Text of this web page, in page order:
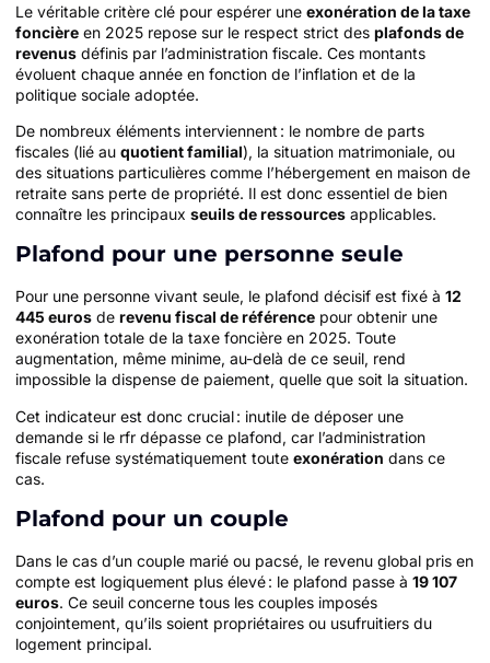
Le véritable critère clé pour espérer une exonération de la taxe
foncière en 2025 repose sur le respect strict des plafonds de
revenus définis par l’administration fiscale. Ces montants
évoluent chaque année en fonction de l’inflation et de la
politique sociale adoptée.
De nombreux éléments interviennent : le nombre de parts
fiscales (lié au quotient familial), la situation matrimoniale, ou
des situations particulières comme l’hébergement en maison de
retraite sans perte de propriété. Il est donc essentiel de bien
connaître les principaux seuils de ressources applicables.
Plafond pour une personne seule
Pour une personne vivant seule, le plafond décisif est fixé à 12
445 euros de revenu fiscal de référence pour obtenir une
exonération totale de la taxe foncière en 2025. Toute
augmentation, même minime, au-delà de ce seuil, rend
impossible la dispense de paiement, quelle que soit la situation.
Cet indicateur est donc crucial : inutile de déposer une
demande si le rfr dépasse ce plafond, car l’administration
fiscale refuse systématiquement toute exonération dans ce
cas.
Plafond pour un couple
Dans le cas d’un couple marié ou pacsé, le revenu global pris en
compte est logiquement plus élevé : le plafond passe à 19 107
euros. Ce seuil concerne tous les couples imposés
conjointement, qu’ils soient propriétaires ou usufruitiers du
logement principal.